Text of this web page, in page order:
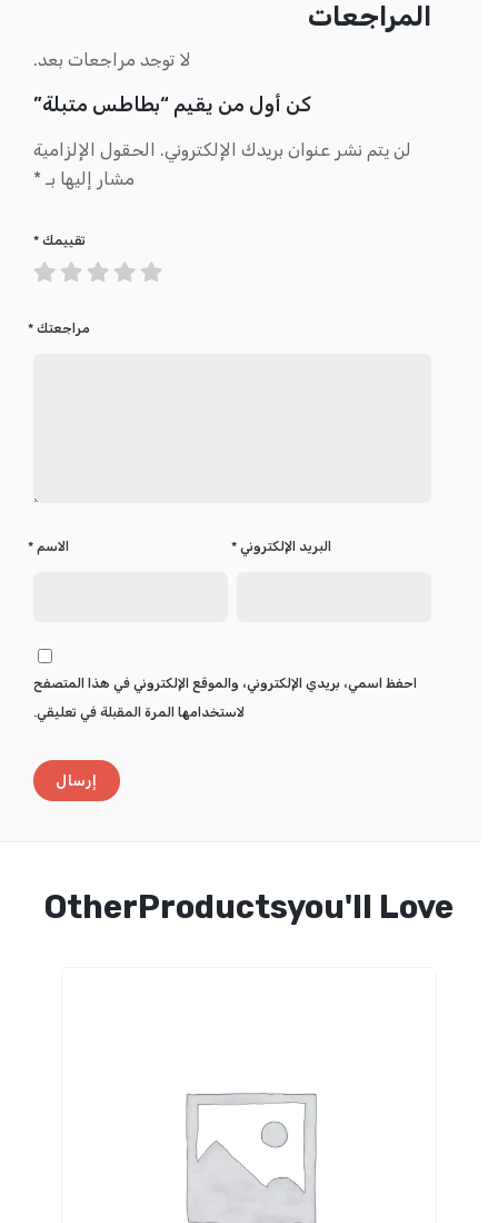
المراجعات
لا توجد مراجعات بعد.
كن أول من يقيم “بطاطس متبلة”
لن يتم نشر عنوان بريدك الإلكتروني. الحقول الإلزامية
مشار إليها بـ *
تقييمك *
مراجعتك *
الاسم * البريد الإلكتروني*
احفظ اسمي، بريدي الإلكتروني، والموقع الإلكتروني في هذا المتصفح
لاستخدامها المرة المقبلة في تعليقي.
OtherProductsyou'll Love